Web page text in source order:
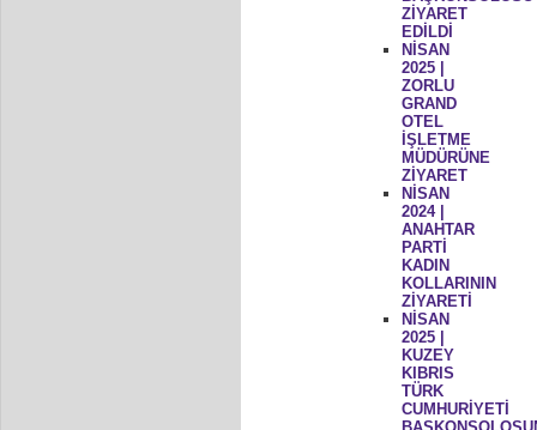
ZİYARET
EDİLDİ
NİSAN
2025 |
ZORLU
GRAND
OTEL
İŞLETME
MÜDÜRÜNE
ZİYARET
NİSAN
2024 |
ANAHTAR
PARTİ
KADIN
KOLLARININ
ZİYARETİ
NİSAN
2025 |
KUZEY
KIBRIS
TÜRK
CUMHURİYETİ